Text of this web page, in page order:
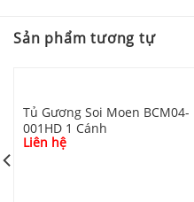
Sản phẩm tương tự
Tủ Gương Soi Moen BCM04-
001HD 1 Cánh
Liên hệ